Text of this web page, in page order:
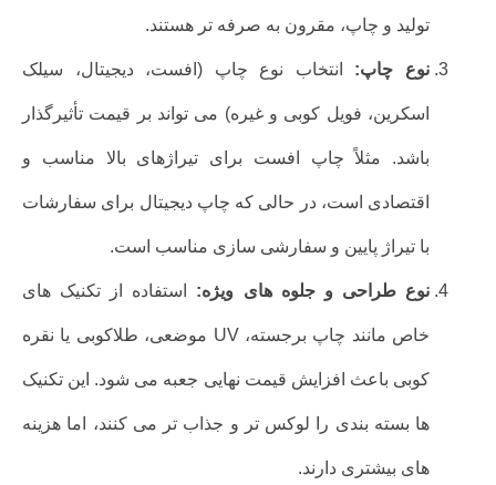
تولید و چاپ، مقرون به صرفه تر هستند.
نوع چاپ: انتخاب نوع چاپ (افست، دیجیتال، سیلک
اسکرین، فویل کوبی و غیره) می تواند بر قیمت تأثیرگذار
باشد. مثلاً چاپ افست برای تیراژهای بالا مناسب و
اقتصادی است، در حالی که چاپ دیجیتال برای سفارشات
با تیراژ پایین و سفارشی سازی مناسب است.
نوع طراحی و جلوه های ویژه: استفاده از تکنیک های
خاص مانند چاپ برجسته، UV موضعی، طلاکوبی یا نقره
کوبی باعث افزایش قیمت نهایی جعبه می شود. این تکنیک
ها بسته بندی را لوکس تر و جذاب تر می کنند، اما هزینه
های بیشتری دارند.